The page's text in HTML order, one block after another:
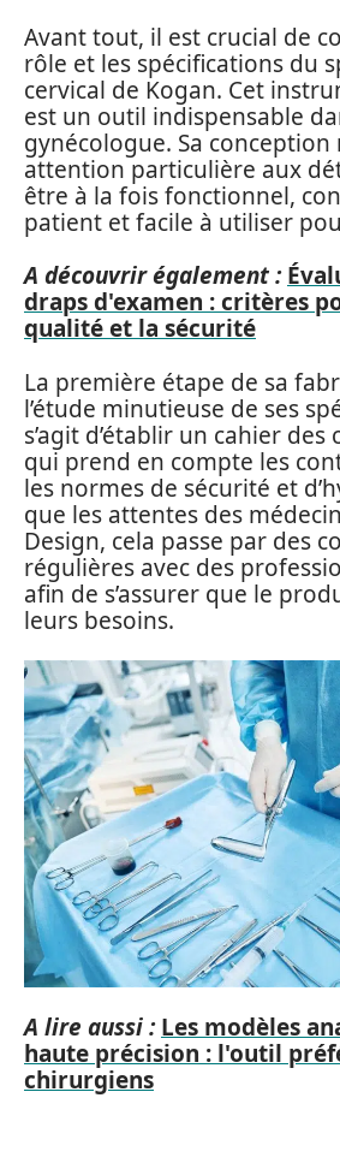
Avant tout, il est crucial de
rôle et les spécifications du
cervical de Kogan. Cet
est un outil indispensable
gynécologue. Sa conception
attention particulière aux
être à la fois fonctionnel,
patient et facile à utiliser
A découvrir également :
draps d'examen : critères
qualité et la sécurité
La première étape de sa
l’étude minutieuse de ses
s’agit d’établir un cahier des
qui prend en compte les
les normes de sécurité et
que les attentes des
Design, cela passe par des
régulières avec des
afin de s’assurer que le
leurs besoins.
A lire aussi : Les modèles
haute précision : l'outil
chirurgiens